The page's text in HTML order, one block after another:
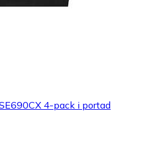
4-pack i portad